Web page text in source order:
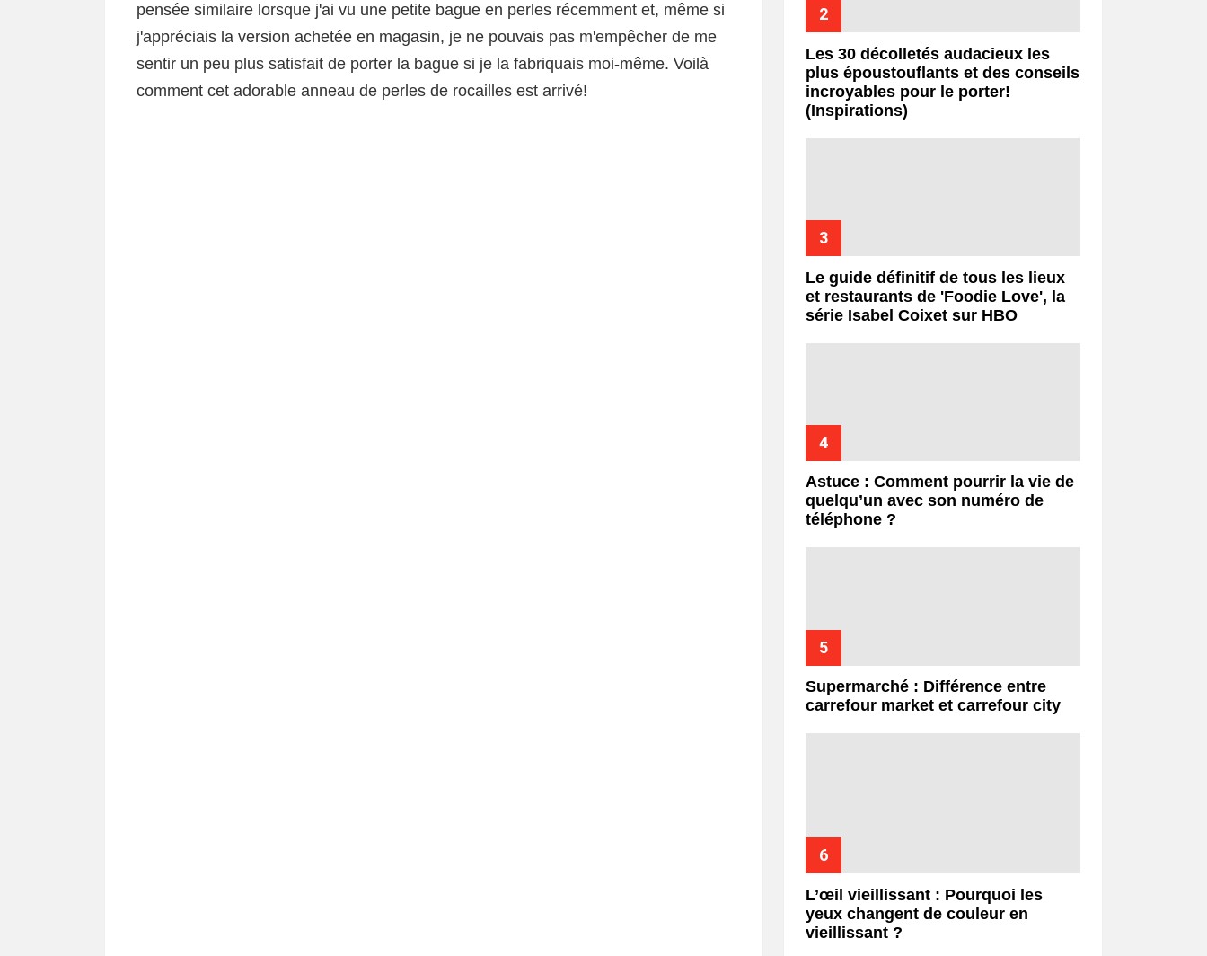
pensée similaire lorsque j'ai vu une petite bague en perles récemment et, même si
j'appréciais la version achetée en magasin, je ne pouvais pas m'empêcher de me
sentir un peu plus satisfait de porter la bague si je la fabriquais moi-même. Voilà
comment cet adorable anneau de perles de rocailles est arrivé!
Les 30 décolletés audacieux les
plus époustouflants et des conseils
incroyables pour le porter!
(Inspirations)
Le guide définitif de tous les lieux
et restaurants de 'Foodie Love', la
série Isabel Coixet sur HBO
Astuce : Comment pourrir la vie de
quelqu’un avec son numéro de
téléphone ?
Supermarché : Différence entre
carrefour market et carrefour city
L’œil vieillissant : Pourquoi les
yeux changent de couleur en
vieillissant ?